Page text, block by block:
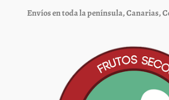
Envíos en toda la península, Canarias,